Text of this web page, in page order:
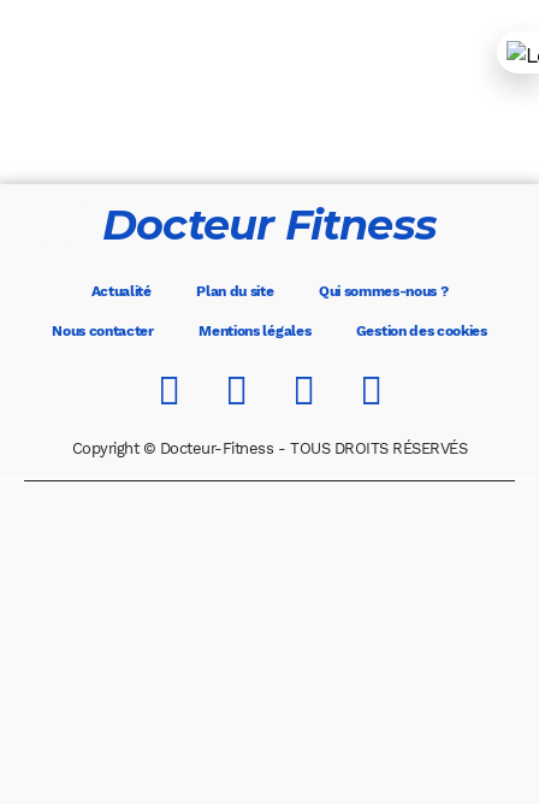
Docteur Fitness
Actualité Plan du site Qui sommes-nous ?
Nous contacter Mentions légales Gestion des cookies
Copyright © Docteur-Fitness - TOUS DROITS RÉSERVÉS